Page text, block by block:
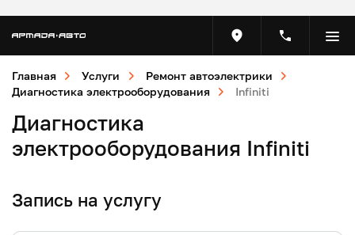
Главная Услуги
Ремонт автоэлектрики
Диагностика электрооборудования
Infiniti
Диагностика
электрооборудования Infiniti
Запись на услугу